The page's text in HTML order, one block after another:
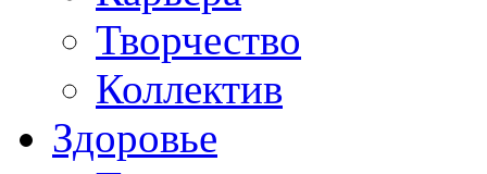
Творчество
Коллектив
Здоровье